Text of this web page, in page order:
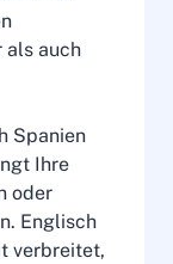
als auch
Spanien
Ihre
oder
Englisch
verbreitet,